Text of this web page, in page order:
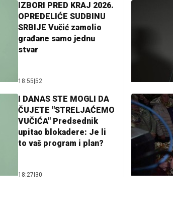
IZBORI PRED KRAJ 2026.
OPREDELIĆE SUDBINU
SRBIJE Vučić zamolio
građane samo jednu
stvar
18:55 52
I DANAS STE MOGLI DA
ČUJETE "STRELJAĆEMO
VUČIĆA" Predsednik
upitao blokadere: Je li
to vaš program i plan?
18:27 30